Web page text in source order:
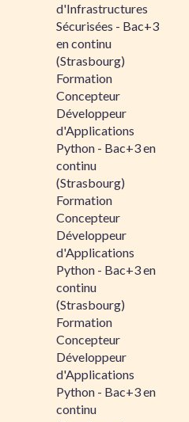
d'Infrastructures
Sécurisées - Bac+3
en continu
(Strasbourg)
Formation
Concepteur
Développeur
d'Applications
Python - Bac+3 en
continu
(Strasbourg)
Formation
Concepteur
Développeur
d'Applications
Python - Bac+3 en
continu
(Strasbourg)
Formation
Concepteur
Développeur
d'Applications
Python - Bac+3 en
continu